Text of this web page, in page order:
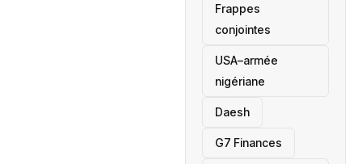
Frappes
conjointes
USA–armée
nigériane
Daesh
‎G7 Finances